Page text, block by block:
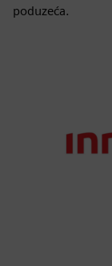
poduzeća.